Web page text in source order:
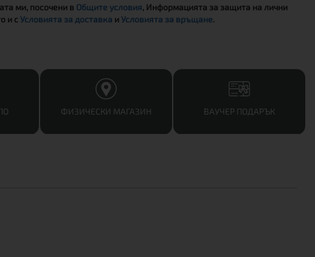
ми, посочени в Общите условия, Информацията за защита на лични
и сУсловията за доставка иУсловията за връщане.
ФИЗИЧЕСКИ МАГАЗИН ВАУЧЕР ПОДАРЪК